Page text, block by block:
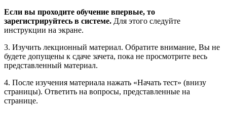
Если вы проходите обучение впервые, то
зарегистрируйтесь в системе. Для этого следуйте
инструкции на экране.
3. Изучить лекционный материал. Обратите внимание, Вы не
будете допущены к сдаче зачета, пока не просмотрите весь
представленный материал.
4. После изучения материала нажать «Начать тест» (внизу
страницы). Ответить на вопросы, представленные на
странице.